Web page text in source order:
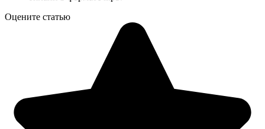
Оцените статью